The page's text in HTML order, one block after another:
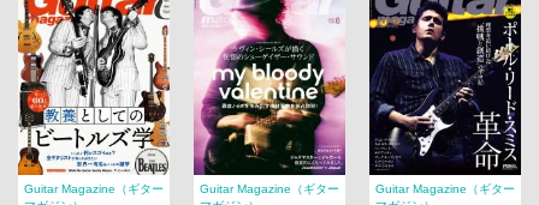
Guitar Magazine（ギター
Guitar Magazine（ギター
Guitar Magazine（ギター